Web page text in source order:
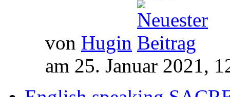
von Hugin
am 25. Januar 2021,